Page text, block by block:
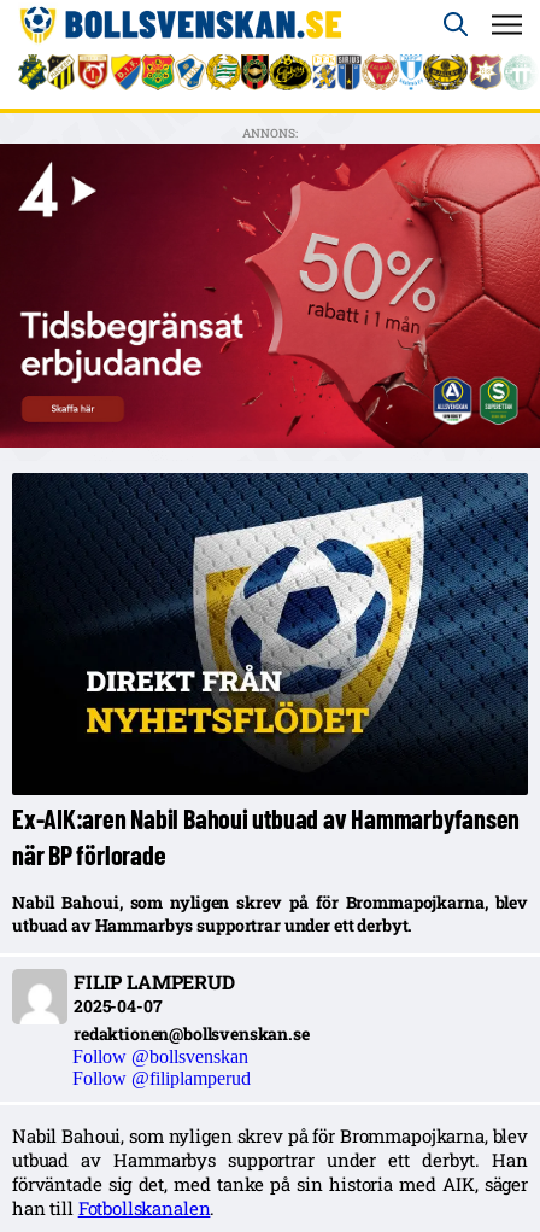
ANNONS:
Ex-AIK:aren Nabil Bahoui utbuad av Hammarbyfansen
när BP förlorade
Nabil Bahoui, som nyligen skrev på för Brommapojkarna, blev
utbuad av Hammarbys supportrar under ett derbyt.
FILIP LAMPERUD
2025-04-07
redaktionen@bollsvenskan.se
Follow @bollsvenskan
Follow @filiplamperud
Nabil Bahoui, som nyligen skrev på för Brommapojkarna, blev
utbuad av Hammarbys supportrar under ett derbyt. Han
förväntade sig det, med tanke på sin historia med AIK, säger
han till Fotbollskanalen.